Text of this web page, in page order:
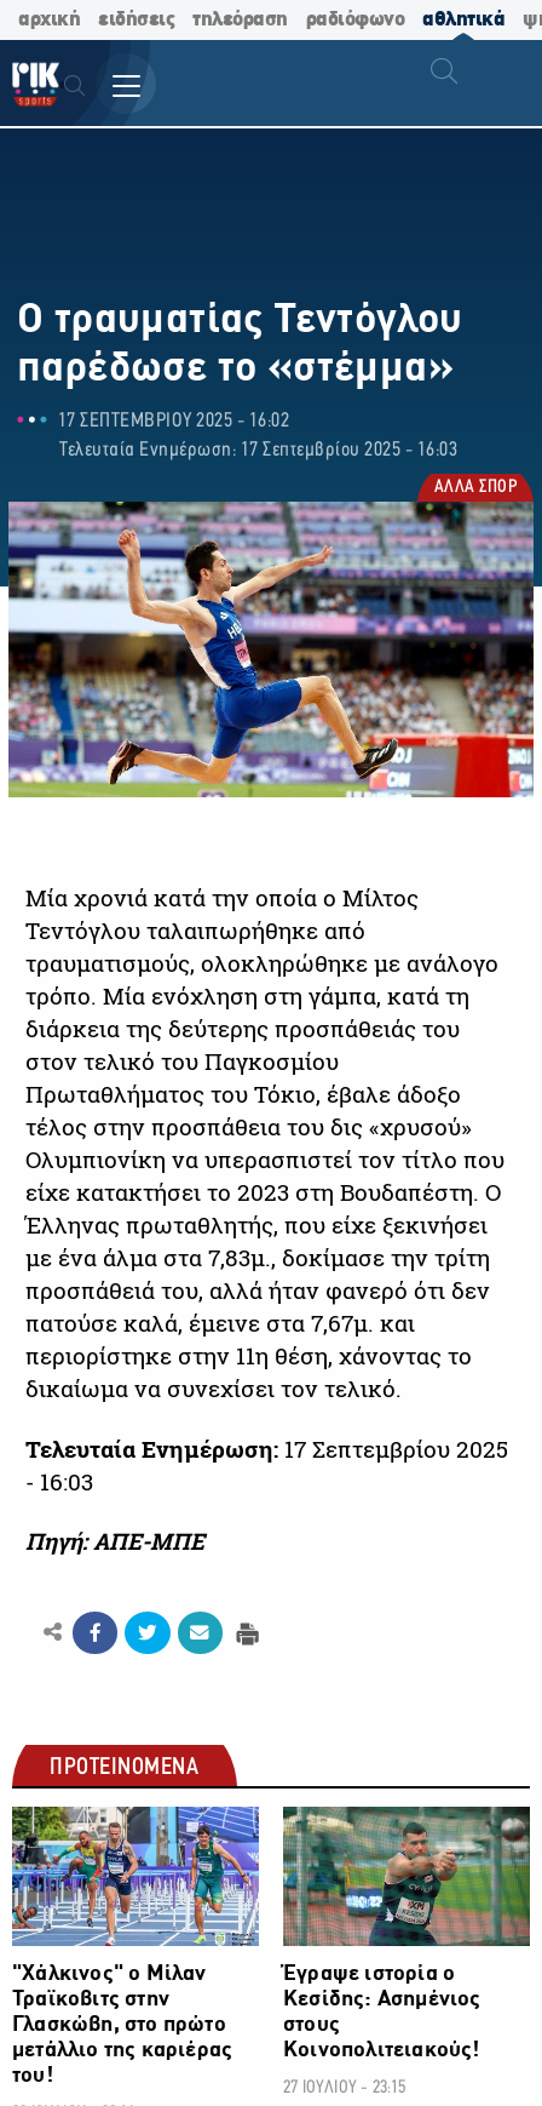
αρχική ειδήσεις τηλεόραση ραδιόφωνο αθλητικά
Ο τραυματίας Τεντόγλου
παρέδωσε το «στέμμα»
17 ΣΕΠΤΕΜΒΡΙΟΥ 2025 - 16:02
Τελευταία Ενημέρωση: 17 Σεπτεμβρίου 2025 - 16:03
ΑΛΛΑ ΣΠΟΡ
Μία χρονιά κατά την οποία ο Μίλτος
Τεντόγλου ταλαιπωρήθηκε από
τραυματισμούς, ολοκληρώθηκε με ανάλογο
τρόπο. Μία ενόχληση στη γάμπα, κατά τη
διάρκεια της δεύτερης προσπάθειάς του
στον τελικό του Παγκοσμίου
Πρωταθλήματος του Τόκιο, έβαλε άδοξο
τέλος στην προσπάθεια του δις «χρυσού»
Ολυμπιονίκη να υπερασπιστεί τον τίτλο που
είχε κατακτήσει το 2023 στη Βουδαπέστη. Ο
Έλληνας πρωταθλητής, που είχε ξεκινήσει
με ένα άλμα στα 7,83μ., δοκίμασε την τρίτη
προσπάθειά του, αλλά ήταν φανερό ότι δεν
πατούσε καλά, έμεινε στα 7,67μ. και
περιορίστηκε στην 11η θέση, χάνοντας το
δικαίωμα να συνεχίσει τον τελικό.
Τελευταία Ενημέρωση: 17 Σεπτεμβρίου 2025
- 16:03
Πηγή: ΑΠΕ-ΜΠΕ
ΠΡΟΤΕΙΝΟΜΕΝΑ
ΑΛΛΑ ΣΠΟΡ
"Χάλκινος" ο Μίλαν
Τραϊκοβιτς στην
Γλασκώβη, στο πρώτο
μετάλλιο της καριέρας
του!
ΑΛΛΑ ΣΠΟΡ
Έγραψε ιστορία ο
Κεσίδης: Ασημένιος
στους
Κοινοπολιτειακούς!
27 ΙΟΥΛΙΟΥ - 23:15